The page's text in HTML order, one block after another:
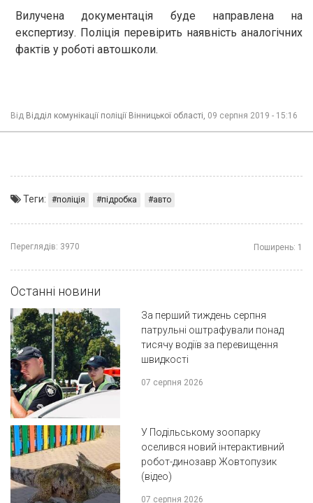
Вилучена документація буде направлена на
експертизу. Поліція перевірить наявність аналогічних
фактів у роботі автошколи.
Від Відділ комунікації поліції Вінницької області, 09 серпня 2019 - 15:16
Теги: поліція підробка авто
Переглядів: 3970 Поширень: 1
Останні новини
За перший тиждень серпня
патрульні оштрафували понад
тисячу водіїв за перевищення
швидкості
07 серпня 2026
У Подільському зоопарку
оселився новий інтерактивний
робот-динозавр Жовтопузик
(відео)
07 серпня 2026